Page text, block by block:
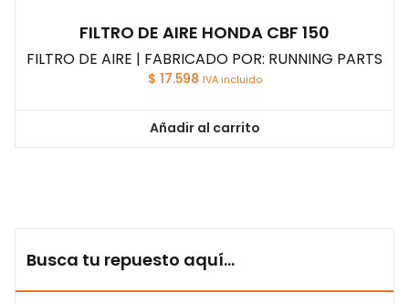
FILTRO DE AIRE HONDA CBF 150
FILTRO DE AIRE | FABRICADO POR: RUNNING PARTS
$ 17.598 IVA incluido
Añadir al carrito
Busca tu repuesto aquí...